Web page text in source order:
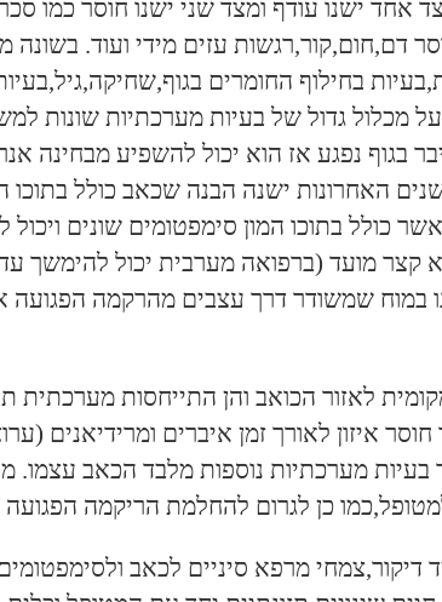
אחד ישנו עודף ומצד שני ישנו חוסר כמו
דם,חום,קור,רגשות עזים מידי ועוד.
בחילוף החומרים
מכלול גדול של בעיות מערכתיות שונות
נפגע אז הוא יכול להשפיע מבחינה
שונות. ברפואה מערבית ב-20 שנים האחרונות
כולל בתוכו המון סימפטומים שונים
במוח שמשודר דרך עצבים מהרקמה הפגועה
לאזור הכואב והן התייחסות מערכתית
איזון לאורך זמן איברים ומרידיאנים
בעיות מערכתיות נוספות מלבד הכאב
כן לגרום להחלמת הריקמה
מרפא סיניים לכאב